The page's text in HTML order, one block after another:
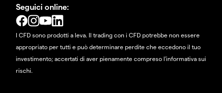
Seguici online:
I CFD sono prodotti a leva. Il trading con i CFD potrebbe non essere
appropriato per tutti e può determinare perdite che eccedono il tuo
investimento; accertati di aver pienamente compreso l'informativa sui
rischi.